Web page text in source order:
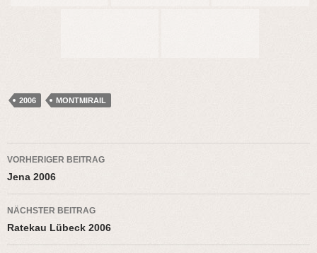
2006 MONTMIRAIL
Beitragsnavigation
VORHERIGER BEITRAG
Jena 2006
NÄCHSTER BEITRAG
Ratekau Lübeck 2006